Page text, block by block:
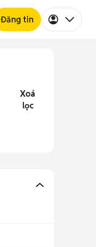
Đăng tin
Xoá
lọc